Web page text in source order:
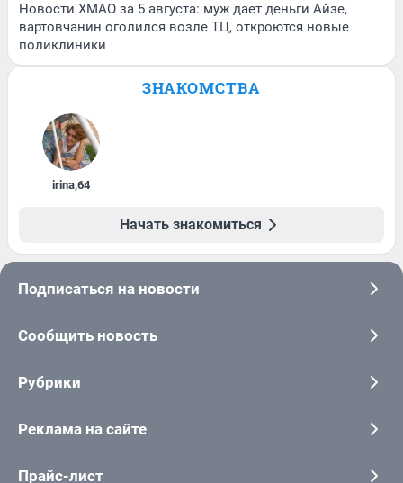
Новости ХМАО за 5 августа: муж дает деньги Айзе,
вартовчанин оголился возле ТЦ, откроются новые
поликлиники
ЗНАКОМСТВА
irina,64
Начать знакомиться
Подписаться на новости
Сообщить новость
Рубрики
Реклама на сайте
Прайс-лист